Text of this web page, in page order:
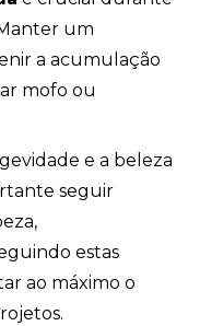
um
a acumulação
mofo ou
e a beleza
seguir
estas
ao máximo o